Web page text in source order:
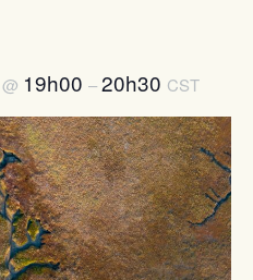
@ 19h00 –20h30 CST